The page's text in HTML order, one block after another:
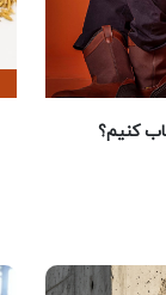
کنیم؟